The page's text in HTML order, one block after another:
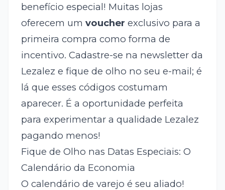
benefício especial! Muitas lojas
oferecem um voucher exclusivo para a
primeira compra como forma de
incentivo. Cadastre-se na newsletter da
Lezalez e fique de olho no seu e-mail; é
lá que esses códigos costumam
aparecer. É a oportunidade perfeita
para experimentar a qualidade Lezalez
pagando menos!
Fique de Olho nas Datas Especiais: O
Calendário da Economia
O calendário de varejo é seu aliado!